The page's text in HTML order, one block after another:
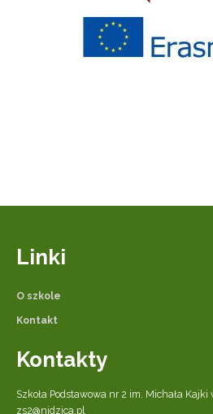
Linki
O szkole
Kontakt
Kontakty
Szkoła Podstawowa nr 2 im. Michała
zs2@nidzica.pl